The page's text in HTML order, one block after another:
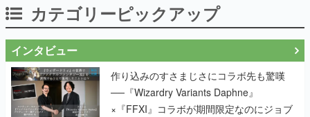
カテゴリーピックアップ
インタビュー
作り込みのすさまじさにコラボ先も驚嘆
──『Wizardry Variants Daphne』
×『FFXI』コラボが期間限定なのにジョブ